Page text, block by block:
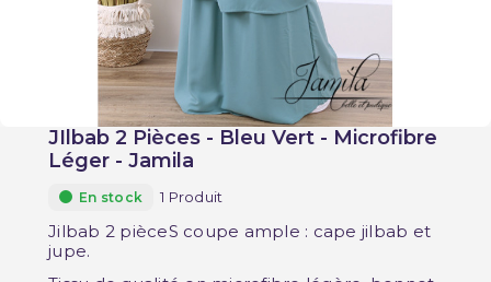
JIlbab 2 Pièces - Bleu Vert - Microfibre
Léger - Jamila
En stock 1 Produit
Jilbab 2 pièceS coupe ample : cape jilbab et
jupe.